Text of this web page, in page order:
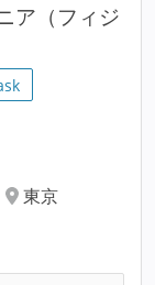
ア（フィジ
東京